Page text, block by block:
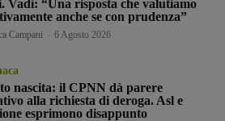
Vadi: “Una risposta che valutiamo
anche se con prudenza”
Campani 6 Agosto 2026
nascita: il CPNN dà parere
alla richiesta di deroga. Asl e
esprimono disappunto